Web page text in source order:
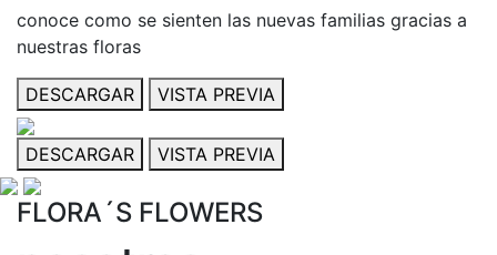
conoce como se sienten las nuevas familias gracias a
nuestras floras
DESCARGAR VISTA PREVIA
DESCARGAR VISTA PREVIA
FLORA´S FLOWERS